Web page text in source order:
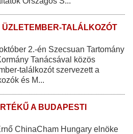
TALÁLKOZÓT
2.-én Szecsuan Tartomány
Tanácsával közös
találkozót szervezett a
és M...
A BUDAPESTI
ChinaCham Hungary elnöke